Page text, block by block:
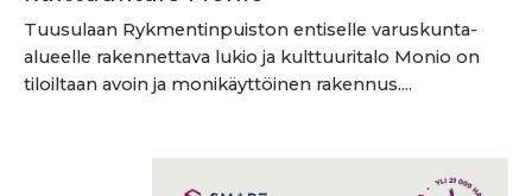
Tuusulaan Rykmentinpuiston entiselle varuskunta-
alueelle rakennettava lukio ja kulttuuritalo Monio on
tiloiltaan avoin ja monikäyttöinen rakennus....